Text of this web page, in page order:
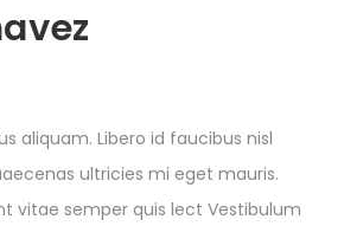
aliquam. Libero id faucibus nisl
ultricies mi eget mauris.
vitae semper quis lect Vestibulum